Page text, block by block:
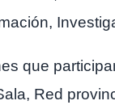
que
Red